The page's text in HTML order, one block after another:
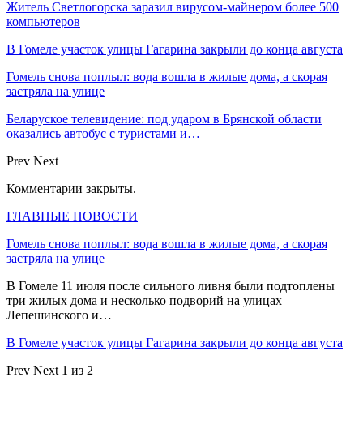
Житель Светлогорска заразил вирусом-майнером более 500
компьютеров
В Гомеле участок улицы Гагарина закрыли до конца августа
Гомель снова поплыл: вода вошла в жилые дома, а скорая
застряла на улице
Беларуское телевидение: под ударом в Брянской области
оказались автобус с туристами и…
Prev Next
Комментарии закрыты.
ГЛАВНЫЕ НОВОСТИ
Гомель снова поплыл: вода вошла в жилые дома, а скорая
застряла на улице
В Гомеле 11 июля после сильного ливня были подтоплены
три жилых дома и несколько подворий на улицах
Лепешинского и…
В Гомеле участок улицы Гагарина закрыли до конца августа
Prev Next 1 из 2